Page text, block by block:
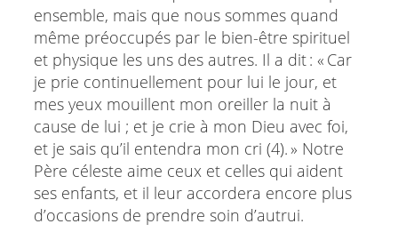
ensemble, mais que nous sommes quand
même préoccupés par le bien-être spirituel
et physique les uns des autres. Il a dit : « Car
je prie continuellement pour lui le jour, et
mes yeux mouillent mon oreiller la nuit à
cause de lui ; et je crie à mon Dieu avec foi,
et je sais qu’il entendra mon cri (4). » Notre
Père céleste aime ceux et celles qui aident
ses enfants, et il leur accordera encore plus
d’occasions de prendre soin d’autrui.